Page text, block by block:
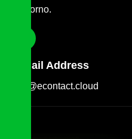
al giorno.
E-Mail Address
info@econtact.cloud